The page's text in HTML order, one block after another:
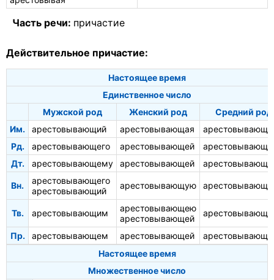
Часть речи: причастие
Действительное причастие:
Настоящее время
Единственное число
Мужской род
Женский род
Средний род
Им.
арестовывающий арестовывающая
Рд.
арестовывающего арестовывающей
Дт.
арестовывающему арестовывающей
Вн.
арестовывающего
арестовывающий
арестовывающую
Тв. арестовывающим
арестовывающею
арестовывающей
Пр. арестовывающем арестовывающей
Настоящее время
Множественное число